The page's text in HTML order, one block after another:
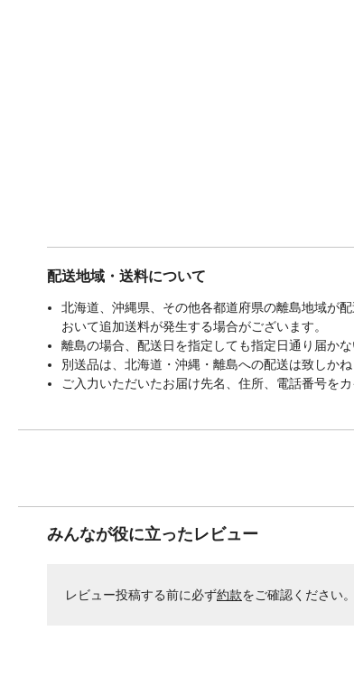
配送地域・送料について
北海道、沖縄県、その他各都道府県の離島地域が
おいて追加送料が発生する場合がございます。
離島の場合、配送日を指定しても指定日通り届かな
別送品は、北海道・沖縄・離島への配送は致しかね
ご入力いただいたお届け先名、住所、電話番号を
みんなが役に立ったレビュー
レビュー投稿する前に必ず約款をご確認ください